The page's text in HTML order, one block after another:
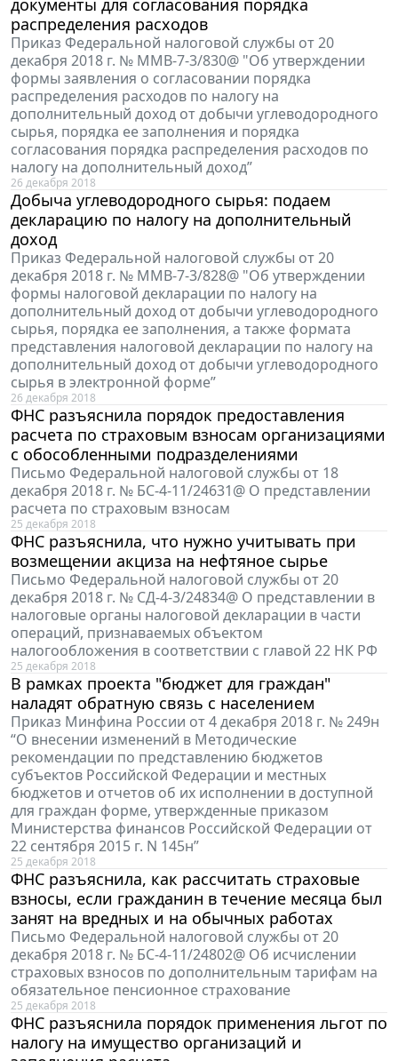
документы для согласования порядка
распределения расходов
Приказ Федеральной налоговой службы от 20
декабря 2018 г. № ММВ-7-3/830@ "Об утверждении
формы заявления о согласовании порядка
распределения расходов по налогу на
дополнительный доход от добычи углеводородного
сырья, порядка ее заполнения и порядка
согласования порядка распределения расходов по
налогу на дополнительный доход”
26 декабря 2018
Добыча углеводородного сырья: подаем
декларацию по налогу на дополнительный
доход
Приказ Федеральной налоговой службы от 20
декабря 2018 г. № ММВ-7-3/828@ "Об утверждении
формы налоговой декларации по налогу на
дополнительный доход от добычи углеводородного
сырья, порядка ее заполнения, а также формата
представления налоговой декларации по налогу на
дополнительный доход от добычи углеводородного
сырья в электронной форме”
26 декабря 2018
ФНС разъяснила порядок предоставления
расчета по страховым взносам организациями
с обособленными подразделениями
Письмо Федеральной налоговой службы от 18
декабря 2018 г. № БС-4-11/24631@ О представлении
расчета по страховым взносам
25 декабря 2018
ФНС разъяснила, что нужно учитывать при
возмещении акциза на нефтяное сырье
Письмо Федеральной налоговой службы от 20
декабря 2018 г. № СД-4-3/24834@ О представлении в
налоговые органы налоговой декларации в части
операций, признаваемых объектом
налогообложения в соответствии с главой 22 НК РФ
25 декабря 2018
В рамках проекта "бюджет для граждан"
наладят обратную связь с населением
Приказ Минфина России от 4 декабря 2018 г. № 249н
“О внесении изменений в Методические
рекомендации по представлению бюджетов
субъектов Российской Федерации и местных
бюджетов и отчетов об их исполнении в доступной
для граждан форме, утвержденные приказом
Министерства финансов Российской Федерации от
22 сентября 2015 г. N 145н”
25 декабря 2018
ФНС разъяснила, как рассчитать страховые
взносы, если гражданин в течение месяца был
занят на вредных и на обычных работах
Письмо Федеральной налоговой службы от 20
декабря 2018 г. № БС-4-11/24802@ Об исчислении
страховых взносов по дополнительным тарифам на
обязательное пенсионное страхование
25 декабря 2018
ФНС разъяснила порядок применения льгот по
налогу на имущество организаций и